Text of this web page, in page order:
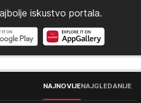
iskustvo portala.
NAJNOVIJENAJGLEDANIJE